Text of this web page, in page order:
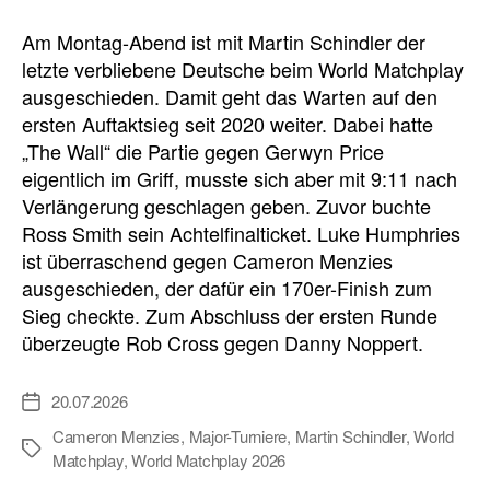
Am Montag-Abend ist mit Martin Schindler der
letzte verbliebene Deutsche beim World Matchplay
ausgeschieden. Damit geht das Warten auf den
ersten Auftaktsieg seit 2020 weiter. Dabei hatte
„The Wall“ die Partie gegen Gerwyn Price
eigentlich im Griff, musste sich aber mit 9:11 nach
Verlängerung geschlagen geben. Zuvor buchte
Ross Smith sein Achtelfinalticket. Luke Humphries
ist überraschend gegen Cameron Menzies
ausgeschieden, der dafür ein 170er-Finish zum
Sieg checkte. Zum Abschluss der ersten Runde
überzeugte Rob Cross gegen Danny Noppert.
Veröffentlichungsdatum
20.07.2026
Schlagwörter
Cameron Menzies, Major-Turniere, Martin Schindler,World
Matchplay,World Matchplay 2026